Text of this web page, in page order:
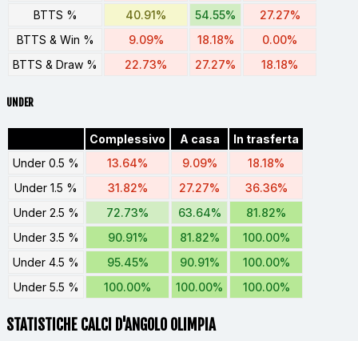
BTTS %
40.91% 54.55%
27.27%
BTTS & Win %
9.09% 18.18%
0.00%
BTTS & Draw %
22.73% 27.27% 18.18%
UNDER
Complessivo A casa
In trasferta
Under 0.5 %
13.64% 9.09%
18.18%
Under 1.5 %
31.82% 27.27%
36.36%
Under 2.5 %
72.73% 63.64%
81.82%
Under 3.5 %
90.91% 81.82%
100.00%
Under 4.5 %
95.45% 90.91%
100.00%
Under 5.5 %
100.00% 100.00% 100.00%
STATISTICHE CALCI D'ANGOLO OLIMPIA